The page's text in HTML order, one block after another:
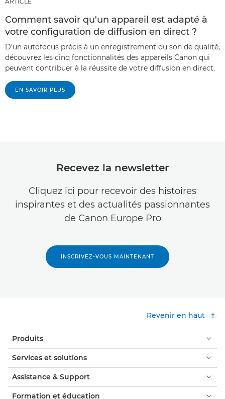
Comment savoir qu'un appareil est adapté à
votre configuration de diffusion en direct ?
D'un autofocus précis à un enregistrement du son de qualité,
découvrez les cinq fonctionnalités des appareils Canon qui
peuvent contribuer à la réussite de votre diffusion en direct.
EN SAVOIR PLUS
Recevez la newsletter
Cliquez ici pour recevoir des histoires
inspirantes et des actualités passionnantes
de Canon Europe Pro
INSCRIVEZ-VOUS MAINTENANT
Revenir en haut
Produits
Services et solutions
Assistance & Support
Formation et éducation